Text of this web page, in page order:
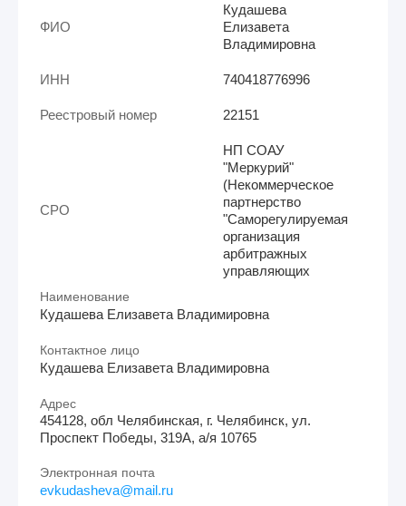
ФИО
Кудашева
Елизавета
Владимировна
ИНН 740418776996
Реестровый номер 22151
СРО
НП СОАУ
"Меркурий"
(Некоммерческое
партнерство
"Саморегулируемая
организация
арбитражных
управляющих
Наименование
Кудашева Елизавета Владимировна
Контактное лицо
Кудашева Елизавета Владимировна
Адрес
454128, обл Челябинская, г. Челябинск, ул.
Проспект Победы, 319А, а/я 10765
Электронная почта
evkudasheva@mail.ru